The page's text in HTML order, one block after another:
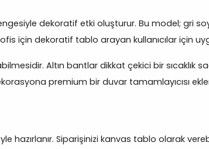
dekoratif etki oluşturur. Bu model; gri
için dekoratif tablo arayan kullanıcılar için
Altın bantlar dikkat çekici bir sıcaklık
premium bir duvar tamamlayıcısı
hazırlanır. Siparişinizi kanvas tablo olarak